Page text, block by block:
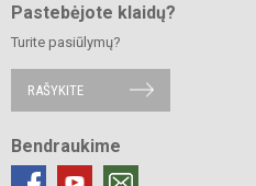
Pastebėjote klaidų?
Turite pasiūlymų?
RAŠYKITE
Bendraukime